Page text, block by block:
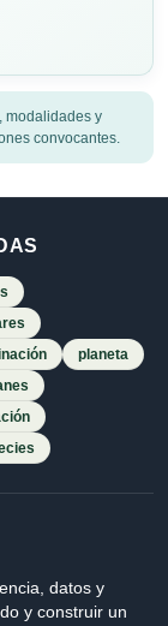
modalidades y
convocantes.
planeta
datos y
y construir un